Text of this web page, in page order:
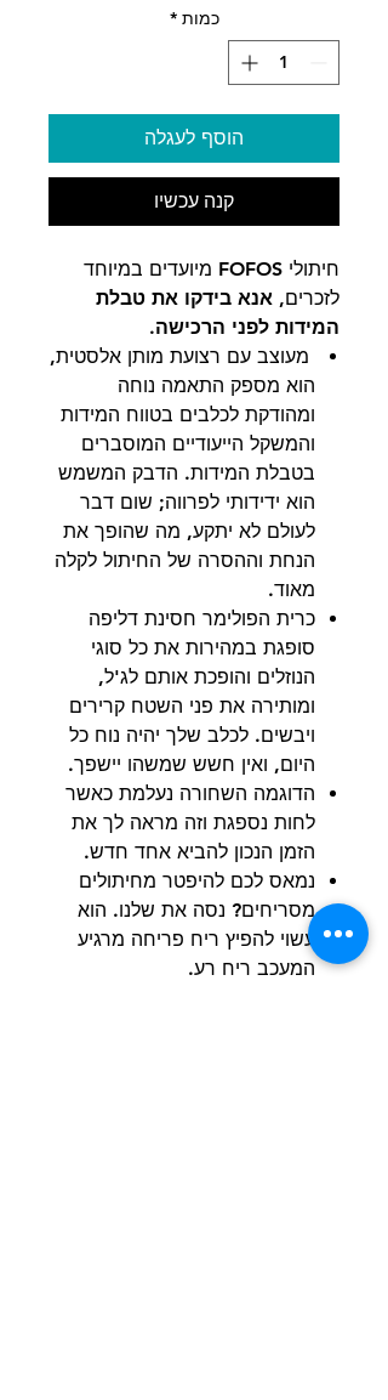
כמות *
הוסף לעגלה
קנה עכשיו
חיתולי FOFOS מיועדים במיוחד
לזכרים, אנא בידקו את טבלת
המידות לפני הרכישה.
מעוצב עם רצועת מותן אלסטית,
הוא מספק התאמה נוחה
ומהודקת לכלבים בטווח המידות
והמשקל הייעודיים המוסברים
בטבלת המידות. הדבק המשמש
הוא ידידותי לפרווה; שום דבר
לעולם לא יתקע, מה שהופך את
הנחת וההסרה של החיתול לקלה
מאוד.
כרית הפולימר חסינת דליפה
סופגת במהירות את כל סוגי
הנוזלים והופכת אותם לג'ל,
ומותירה את פני השטח קרירים
ויבשים. לכלב שלך יהיה נוח כל
היום, ואין חשש שמשהו יישפך.
הדוגמה השחורה נעלמת כאשר
לחות נספגת וזה מראה לך את
הזמן הנכון להביא אחד חדש.
נמאס לכם להיפטר מחיתולים
מסריחים? נסה את שלנו. הוא
עשוי להפיץ ריח פריחה מרגיע
המעכב ריח רע.